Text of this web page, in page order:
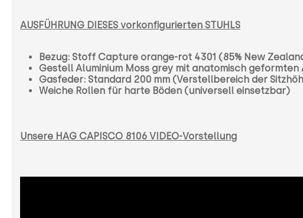
AUSFÜHRUNG DIESES vorkonfigurierten STUHLS
Bezug: Stoff Capture orange-rot 4301 (85% New
Gestell Aluminium Moss grey mit anatomisch
Gasfeder: Standard 200 mm (Verstellbereich der
Weiche Rollen für harte Böden (universell einsetzbar)
Unsere HAG CAPISCO 8106 VIDEO-Vorstellung